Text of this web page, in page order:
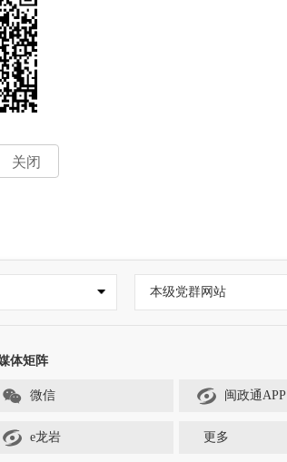
关闭
本级党群网站
体矩阵
微信 闽政通APP
e龙岩 更多